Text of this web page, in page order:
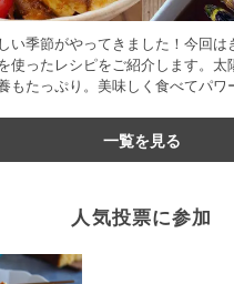
い季節がやってきました！今回
使ったレシピをご紹介します。
もたっぷり。美味しく食べてパワ
一覧を見る
人気投票に参加